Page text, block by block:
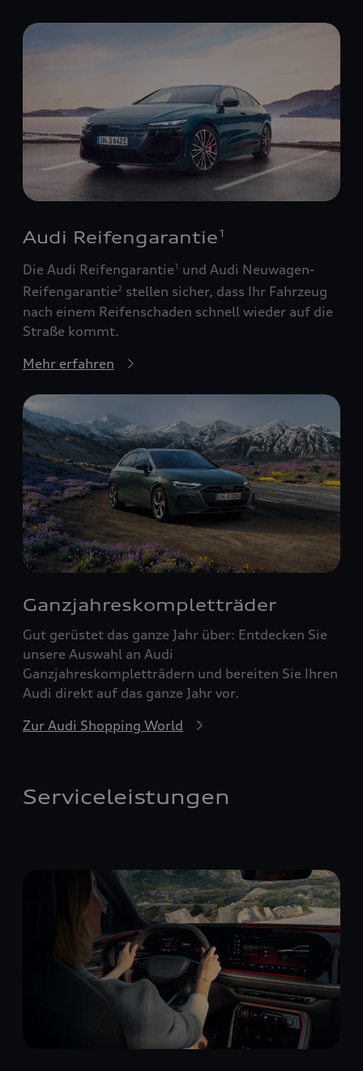
Audi Reifengarantie 1
Die Audi Reifengarantie1
und Audi Neuwagen-
Reifengarantie2 stellen sicher, dass Ihr Fahrzeug
nach einem Reifenschaden schnell wieder auf die
Straße kommt.
Mehr erfahren
Ganzjahreskompletträder
Gut gerüstet das ganze Jahr über: Entdecken Sie
unsere Auswahl an Audi
Ganzjahreskompletträdern und bereiten Sie Ihren
Audi direkt auf das ganze Jahr vor.
Zur Audi Shopping World
Serviceleistungen